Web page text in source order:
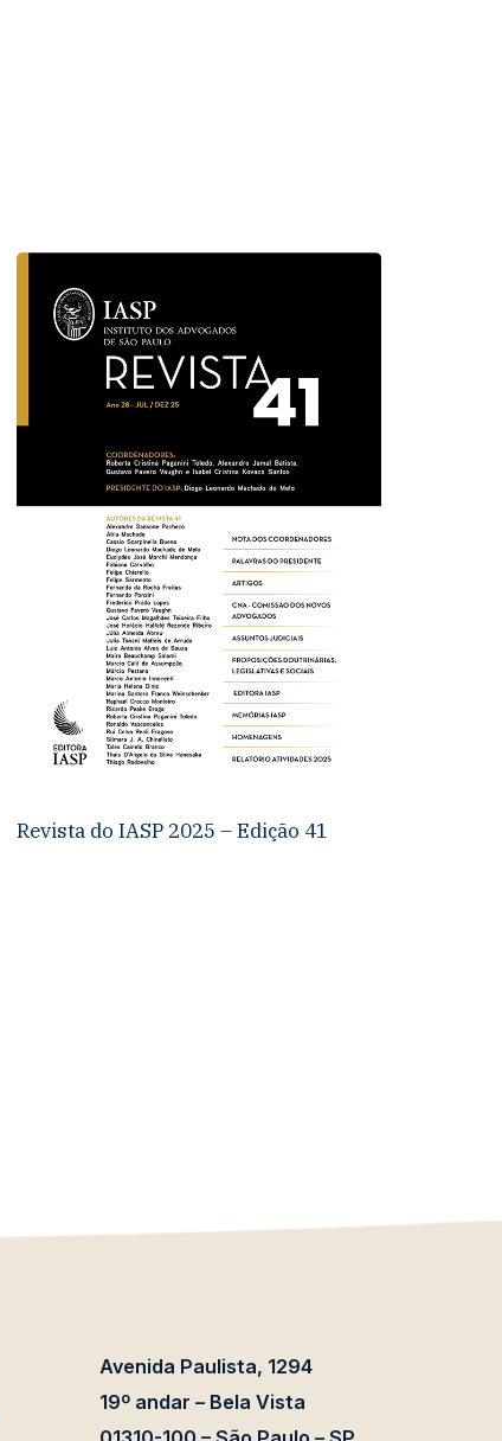
Revista do IASP 2025 – Edição 41
Avenida Paulista, 1294
19º andar – Bela Vista